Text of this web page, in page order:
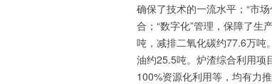
确保了技术的一流水平；“市
合；“数字化”管理，保障了生
吨，减排二氧化碳约77.6万吨
油约25.5吨。炉渣综合利用项
100%资源化利用等，均有力